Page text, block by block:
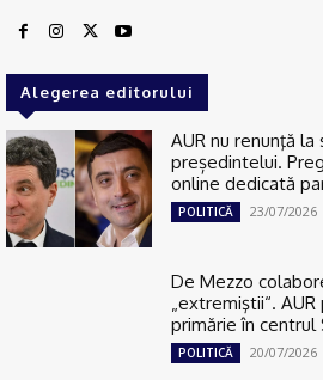
Alegerea editorului
AUR nu renunţă la
președintelui.
online dedicată
POLITICĂ 23/07/2026
De Mezzo
„extremiştii“.
primărie în centrul
POLITICĂ 20/07/2026